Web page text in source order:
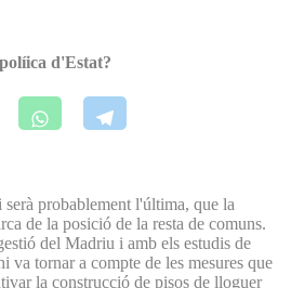
d'Estat?
probablement l'última, que la
de la posició de la resta de comuns.
del Madriu i amb els estudis de
va tornar a compte de les mesures que
la construcció de pisos de lloguer